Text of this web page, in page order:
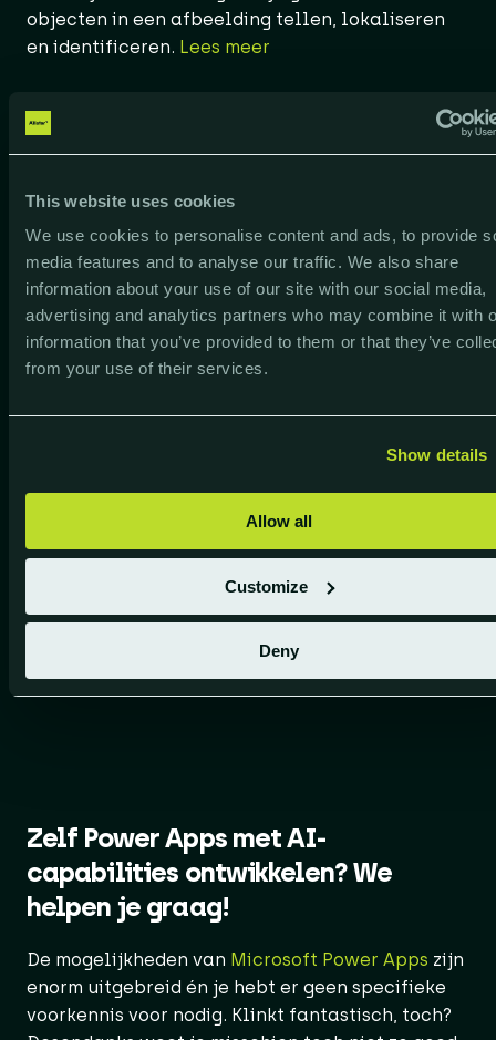
This website uses cookies
We use cookies to personalise content and ads, to provide
media features and to analyse our traffic. We also share
information about your use of our site with our social media,
advertising and analytics partners who may combine it with
information that you’ve provided to them or that they’ve
from your use of their services.
Show details
Allow all
Customize
Deny
objecten in een afbeelding tellen, lokaliseren
en identificeren. Lees meer
Formulieren scannen
AI BuilderDankzij AI Builder kan je snel
gegevens van papieren of PDF documenten
importeren in tabellen.
Lees meer
Klantsentiment analyseren
Dit voorgemaaktAI-modelherkent patronen
Bedrijfsresultaten voorspellen
De kracht van AI wordt gebruikt om geleerde
patronen te detecteren in gegevens, en deze te
gebruiken om uitkomsten te voorspellen. Lees
meer
Zelf Power Apps met AI-
capabilities ontwikkelen? We
helpen je graag!
De mogelijkheden van Microsoft Power Apps zijn
enorm uitgebreid én je hebt er geen specifieke
voorkennis voor nodig. Klinkt fantastisch, toch?